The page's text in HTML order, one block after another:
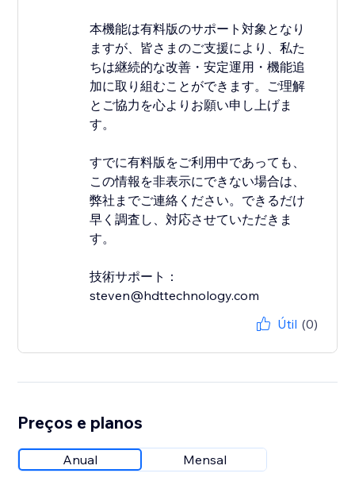
本機能は有料版のサポート対象となり
ますが、皆さまのご支援により、私た
ちは継続的な改善・安定運用・機能追
加に取り組むことができます。ご理解
とご協力を心よりお願い申し上げま
す。
すでに有料版をご利用中であっても、
この情報を非表示にできない場合は、
弊社までご連絡ください。できるだけ
早く調査し、対応させていただきま
す。
技術サポート：
steven@hdttechnology.com
Útil (0)
Preços e planos
Anual Mensal